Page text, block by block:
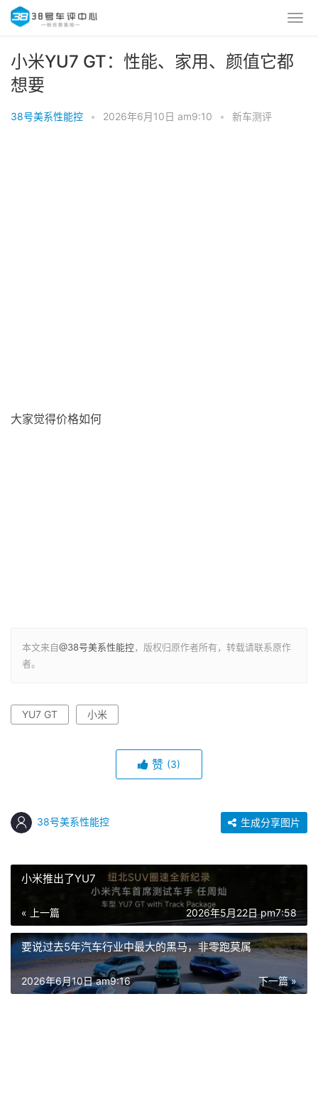
小米YU7 GT：性能、家用、颜值它都
想要
38号美系性能控 • 2026年6月10日 am9:10 • 新车测评
大家觉得价格如何
本文来自@38号美系性能控，版权归原作者所有，转载请联系原作
者。
YU7 GT 小米
赞 (3)
38号美系性能控 生成分享图片
小米推出了YU7
« 上一篇 2026年5月22日 pm7:58
要说过去5年汽车行业中最大的黑马，非零跑莫属
下一篇 »
2026年6月10日 am9:16